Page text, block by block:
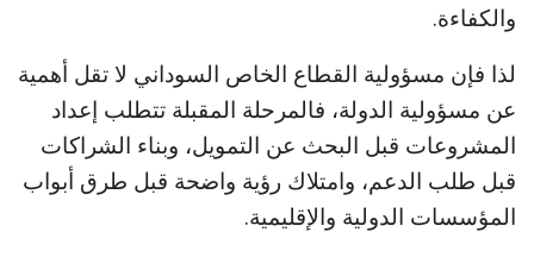
والكفاءة.
لذا فإن مسؤولية القطاع الخاص السوداني لا تقل أهمية
عن مسؤولية الدولة، فالمرحلة المقبلة تتطلب إعداد
المشروعات قبل البحث عن التمويل، وبناء الشراكات
قبل طلب الدعم، وامتلاك رؤية واضحة قبل طرق أبواب
المؤسسات الدولية والإقليمية.